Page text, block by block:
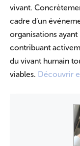
vivant.
cadre d’un
organisations
contribuant
du vivant humain
viables. Découvrir